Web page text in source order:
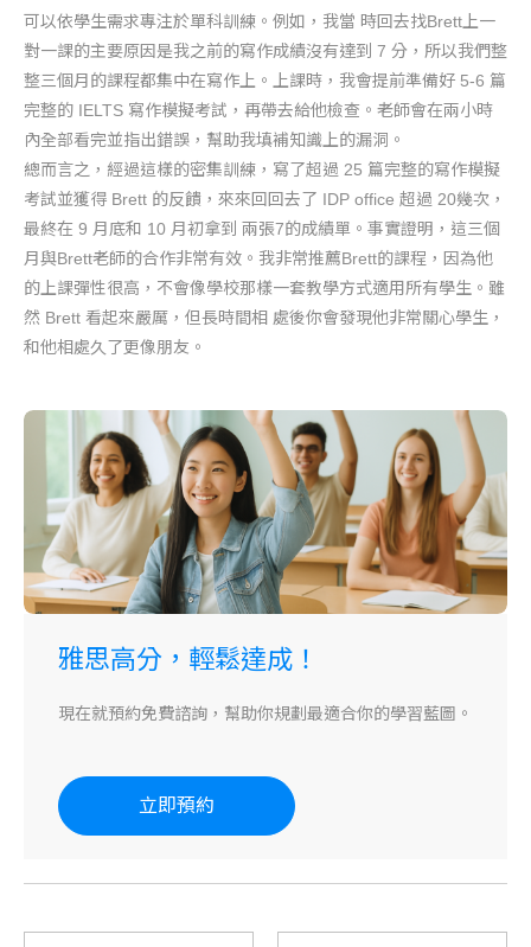
可以依學生需求專注於單科訓練。例如，我當 時回去找Brett上一
對一課的主要原因是我之前的寫作成績沒有達到 7 分，所以我們整
整三個月的課程都集中在寫作上。上課時，我會提前準備好 5-6 篇
完整的 IELTS 寫作模擬考試，再帶去給他檢查。老師會在兩小時
內全部看完並指出錯誤，幫助我填補知識上的漏洞。
總而言之，經過這樣的密集訓練，寫了超過 25 篇完整的寫作模擬
考試並獲得 Brett 的反饋，來來回回去了 IDP office 超過 20幾次，
最終在 9 月底和 10 月初拿到 兩張7的成績單。事實證明，這三個
月與Brett老師的合作非常有效。我非常推薦Brett的課程，因為他
的上課彈性很高，不會像學校那樣一套教學方式適用所有學生。雖
然 Brett 看起來嚴厲，但長時間相 處後你會發現他非常關心學生，
和他相處久了更像朋友。
雅思高分，輕鬆達成！
現在就預約免費諮詢，幫助你規劃最適合你的學習藍圖。
立即預約